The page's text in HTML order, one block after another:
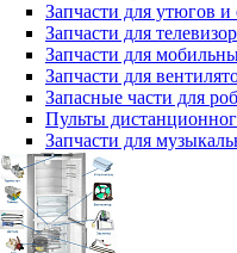
Запчасти для утюгов и
Запчасти для
Запчасти для
Запчасти для
Запасные части для
Пульты
Запчасти для